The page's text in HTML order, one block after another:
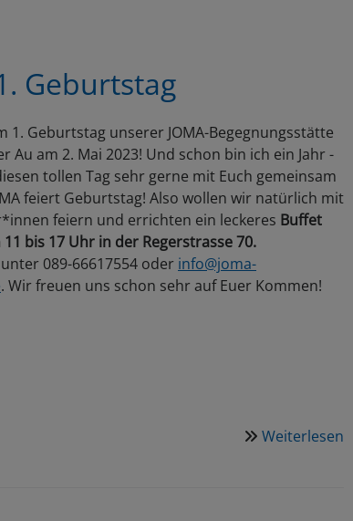
Geburtstag
1. Geburtstag unserer JOMA-Begegnungsstätte
Au am 2. Mai 2023! Und schon bin ich ein Jahr -
tollen Tag sehr gerne mit Euch gemeinsam
feiert Geburtstag! Also wollen wir natürlich mit
feiern und errichten ein leckeres Buffet
bis 17 Uhr in der Regerstrasse 70.
089-66617554 oder info@joma-
. Wir freuen uns schon sehr auf Euer Kommen!
Weiterlesen